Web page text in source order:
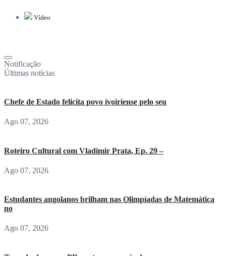
Vídeo
Notificação
Últimas notícias
Chefe de Estado felicita povo ivoiriense pelo seu
Ago 07, 2026
Roteiro Cultural com Vladimir Prata, Ep. 29 –
Ago 07, 2026
Estudantes angolanos brilham nas Olimpíadas de Matemática
no
Ago 07, 2026